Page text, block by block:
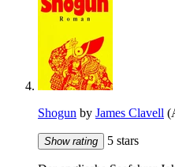
Shogun by James Clavell
Show rating 5 stars